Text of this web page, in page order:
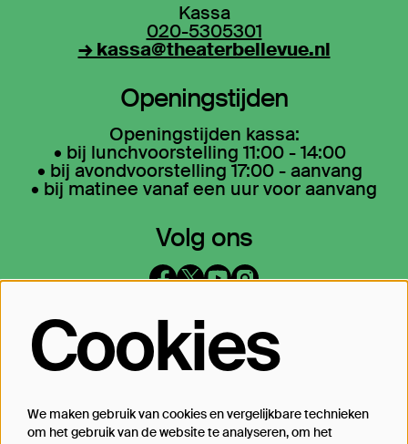
Kassa
020-5305301
→ kassa@theaterbellevue.nl
Openingstijden
Openingstijden kassa:
• bij lunchvoorstelling 11:00 - 14:00
• bij avondvoorstelling 17:00 - aanvang
• bij matinee vanaf een uur voor aanvang
Volg ons
Op de hoogte blijven?
Cookies
We maken gebruik van cookies en vergelijkbare technieken
om het gebruik van de website te analyseren, om het